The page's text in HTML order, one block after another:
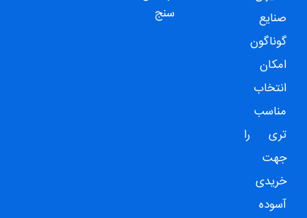
صنایع
گوناگون
امکان
انتخاب
مناسب
تری را
جهت
خریدی
آسوده
سنج